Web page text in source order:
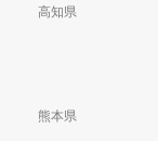
高知県
熊本県